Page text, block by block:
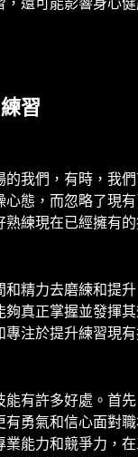
習
的我們，有時，我
態，而忽略了現
練現在已經擁有
和精力去磨練和提
夠真正掌握並發揮
注於提升練習現有
能有許多好處。首
有勇氣和信心面對
業能力和競爭力，